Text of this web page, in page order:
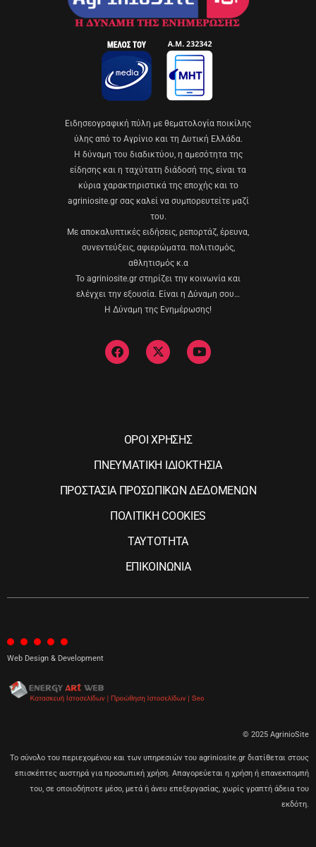
Eιδησεογραφική πύλη με θεματολογία ποικίλης
ύλης από το Αγρίνιο και τη Δυτική Ελλάδα.
Η δύναμη του διαδικτύου, η αμεσότητα της
είδησης και η ταχύτατη διάδοσή της, είναι τα
κύρια χαρακτηριστικά της εποχής και το
agriniosite.gr σας καλεί να συμπορευτείτε μαζί
του.
Με αποκαλυπτικές ειδήσεις, ρεπορτάζ, έρευνα,
συνεντεύξεις, αφιερώματα. πολιτισμός,
αθλητισμός κ.α
Το agriniosite.gr στηρίζει την κοινωνία και
ελέγχει την εξουσία. Είναι η Δύναμη σου…
Η Δύναμη της Ενημέρωσης!
ΟΡΟΙ ΧΡΗΣΗΣ
ΠΝΕΥΜΑΤΙΚΗ ΙΔΙΟΚΤΗΣΙΑ
ΠΡΟΣΤΑΣΙΑ ΠΡΟΣΩΠΙΚΩΝ ΔΕΔΟΜΕΝΩΝ
ΠΟΛΙΤΙΚΗ COOKIES
ΤΑΥΤΟΤΗΤΑ
ΕΠΙΚΟΙΝΩΝΙΑ
Web Design & Development
© 2025 AgrinioSite
Το σύνολο του περιεχομένου και των υπηρεσιών του agriniosite.gr διατίθεται στους
επισκέπτες αυστηρά για προσωπική χρήση. Απαγορεύεται η χρήση ή επανεκπομπή
του, σε οποιοδήποτε μέσο, μετά ή άνευ επεξεργασίας, χωρίς γραπτή άδεια του
εκδότη.